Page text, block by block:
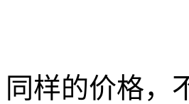
同样的价格，